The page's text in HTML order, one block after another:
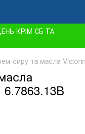
КРІМ СБ ТА
сиру та масла